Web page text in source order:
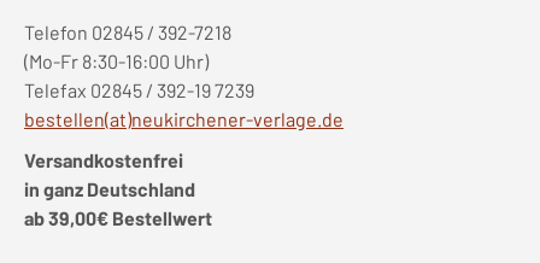
Telefon 02845 / 392-7218
(Mo-Fr 8:30-16:00 Uhr)
Telefax 02845 / 392-19 7239
bestellen(at)neukirchener-verlage.de
Versandkostenfrei
in ganz Deutschland
ab 39,00€ Bestellwert